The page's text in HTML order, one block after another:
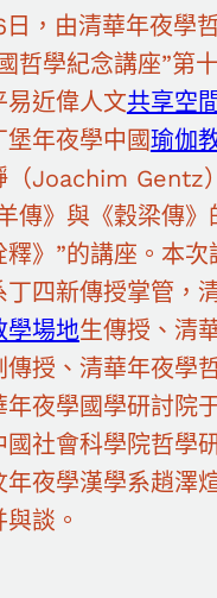
，由清華年夜學
哲學紀念講座”第
易近偉人文共享空間
年夜學中國瑜伽
（Joachim Gentz
傳》與《穀梁傳》
》”的講座。本次
丁四新傳授掌管，
學場地生傳授、清
傳授、清華年夜學
年夜學國學研討院
國社會科學院哲學
夜學漢學系趙澤
談。